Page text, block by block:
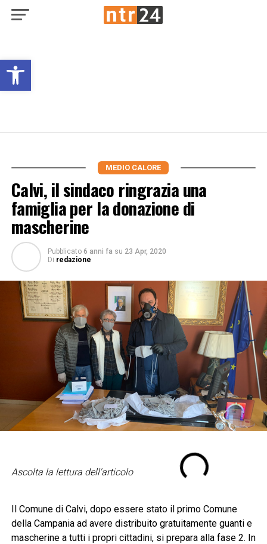
Open toolbar
MEDIO CALORE
Calvi, il sindaco ringrazia una
famiglia per la donazione di
mascherine
Pubblicato 6 anni fa su 23 Apr, 2020
Di redazione
Ascolta la lettura dell'articolo
Il Comune di Calvi, dopo essere stato il primo Comune
della Campania ad avere distribuito gratuitamente guanti e
mascherine a tutti i propri cittadini, si prepara alla fase 2. In